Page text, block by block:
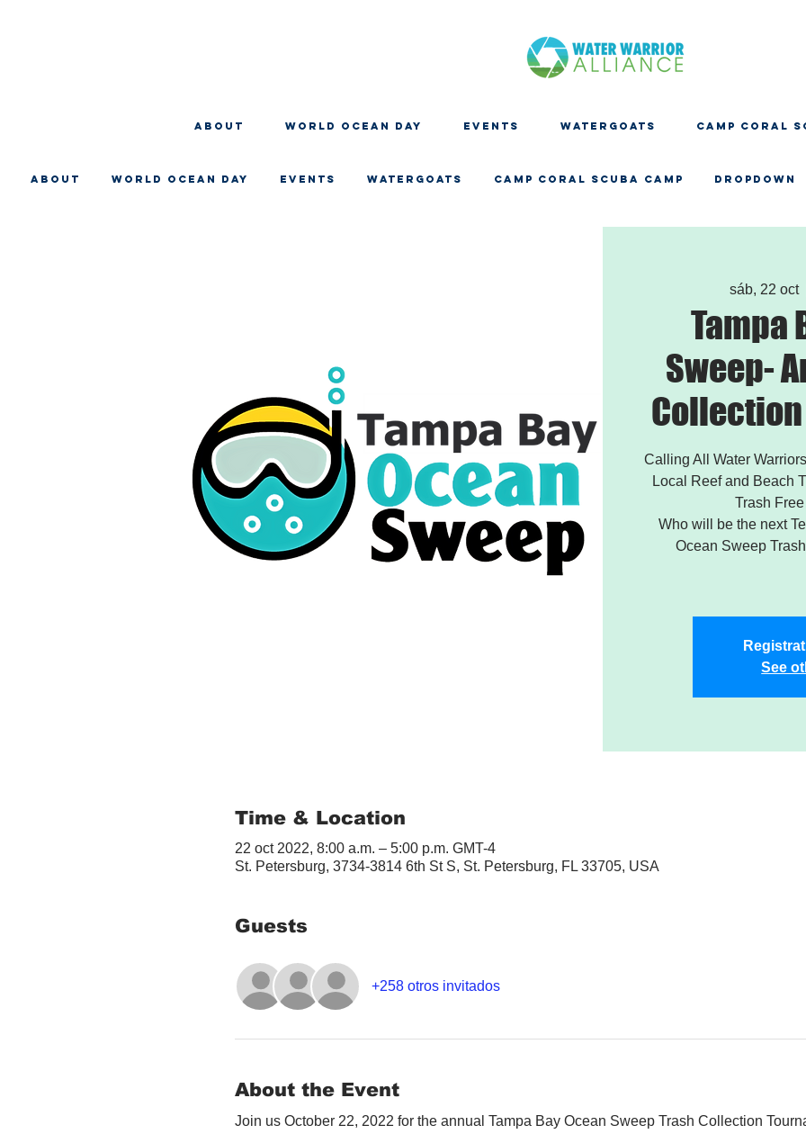
About WORLD OCEAN DAY EVENTS WATERGOATS CAMP CORAL
About WORLD OCEAN DAY EVENTS WATERGOATS CAMP CORAL SCUBA CAMP Dropdown
sáb, 22 oct
Tampa
Sweep-
Calling All Water
Local Reef and Beach
Trash
Who will be the next
Ocean Sweep
See
Time & Location
22 oct 2022, 8:00 a.m. – 5:00 p.m. GMT-4
St. Petersburg, 3734-3814 6th St S, St. Petersburg, FL 33705, USA
Guests
+258 otros invitados
About the Event
Join us October 22, 2022 for the annual Tampa Bay Ocean Sweep Trash Collection